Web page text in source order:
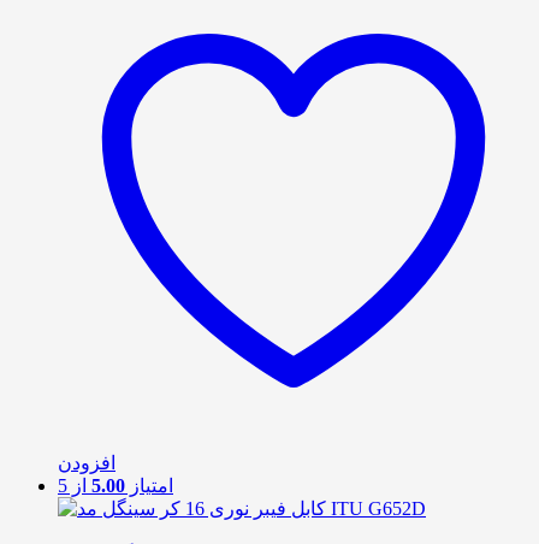
افزودن
امتیاز 5.00 از 5